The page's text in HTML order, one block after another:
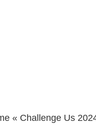
« Challenge Us